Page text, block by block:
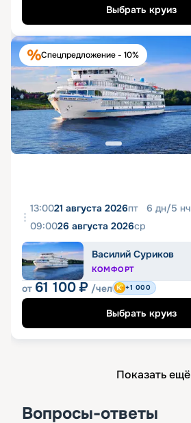
Выбрать круиз
Спецпредложение - 10%
13:0021 августа 2026пт 6 дн/5 нч
09:0026 августа 2026ср
Василий Суриков
КОМФОРТ
от 61 100 ₽ /чел +1 000
Выбрать круиз
Показать ещё
Вопросы-ответы